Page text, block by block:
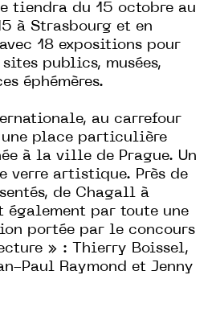
tiendra du 15 octobre au
à Strasbourg et en
18 expositions pour
publics, musées,
éphémères.
au carrefour
une place particulière
à la ville de Prague. Un
verre artistique. Près de
de Chagall à
également par toute une
portée par le concours
» : Thierry Boissel,
Paul Raymond et Jenny